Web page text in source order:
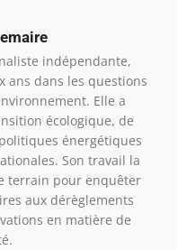
indépendante,
ans dans les questions
Elle a
écologique, de
énergétiques
Son travail la
terrain pour enquêter
aux dérèglements
en matière de